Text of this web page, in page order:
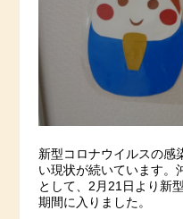
新型コロナウイルスの感
い現状が続いています。
として、2月21日より新
期間に入りました。